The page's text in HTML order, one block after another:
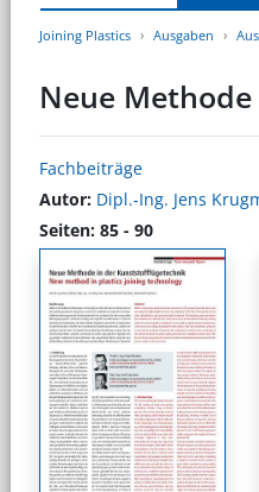
Joining Plastics Ausgaben
Neue
Fachbeiträge
Autor: Dipl.-Ing. Jens
Seiten: 85 - 90